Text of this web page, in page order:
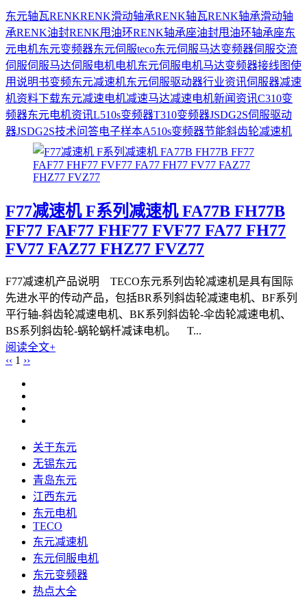
东元轴瓦RENKRENK滑动轴承RENK轴瓦RENK轴承滑动轴
承RENK油封RENK甩油环RENK轴承座油封甩油环轴承座东
元电机东元变频器东元伺服teco东元伺服马达变频器伺服交流
伺服伺服马达伺服电机电机东元伺服电机马达变频器接线图使
用说明书变频东元减速机东元伺服驱动器行业资讯伺服器减速
机资料下载东元减速电机减速马达减速电机新闻资讯C310变
频器东元电机资讯L510s变频器T310变频器JSDG2S伺服驱动
器JSDG2S技术问答电子样本A510s变频器节能斜齿轮减速机
F77减速机 F系列减速机 FA77B FH77B
FF77 FAF77 FHF77 FVF77 FA77 FH77
FV77 FAZ77 FHZ77 FVZ77
F77减速机产品说明 TECO东元系列齿轮减速机是具有国际
先进水平的传动产品，包括BR系列斜齿轮减速电机、BF系列
平行轴-斜齿轮减速电机、BK系列斜齿轮-伞齿轮减速电机、
BS系列斜齿轮-蜗轮蜗杄减诔电机。 T...
阅读全文+
‹‹ 1 ››
关于东元
无锡东元
青岛东元
江西东元
东元电机
TECO
东元减速机
东元伺服电机
东元变频器
热点大全